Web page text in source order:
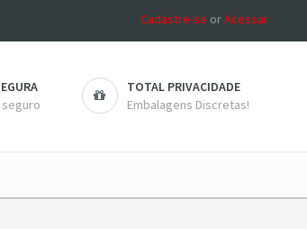
Cadastre-se orAcessar
TOTAL PRIVACIDADE
Embalagens Discretas!